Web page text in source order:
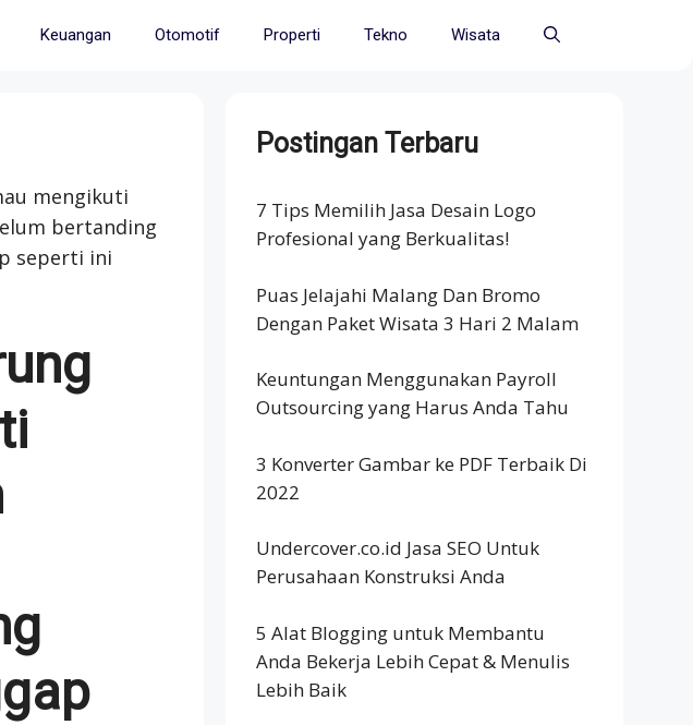
Keuangan Otomotif Properti Tekno Wisata
mengikuti
bertanding
seperti ini
Postingan Terbaru
7 Tips Memilih Jasa Desain Logo
Profesional yang Berkualitas!
Puas Jelajahi Malang Dan Bromo
Dengan Paket Wisata 3 Hari 2 Malam
Keuntungan Menggunakan Payroll
Outsourcing yang Harus Anda Tahu
3 Konverter Gambar ke PDF Terbaik Di
2022
Undercover.co.id Jasa SEO Untuk
Perusahaan Konstruksi Anda
5 Alat Blogging untuk Membantu
Anda Bekerja Lebih Cepat & Menulis
Lebih Baik